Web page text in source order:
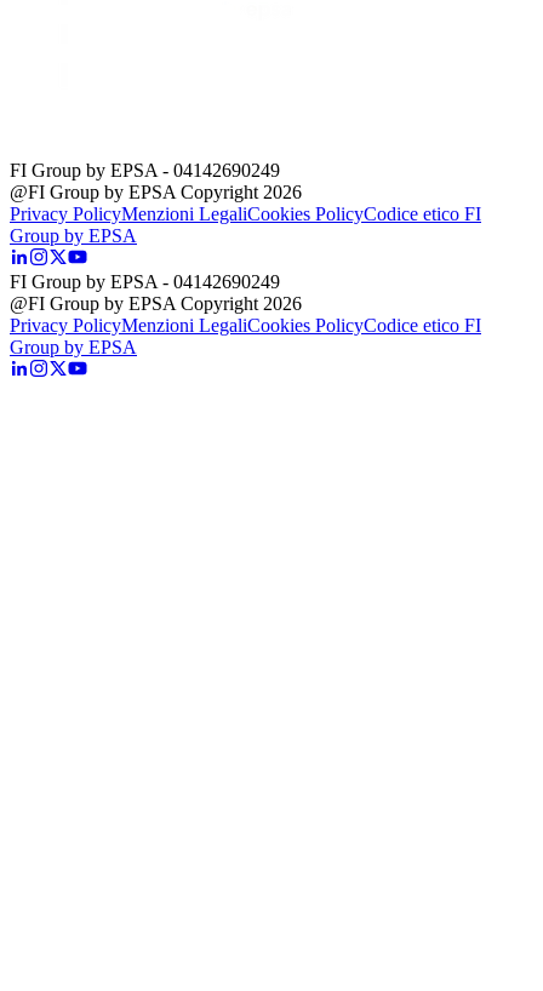
FI Group by EPSA - 04142690249
@FI Group by EPSA Copyright 2026
Privacy PolicyMenzioni LegaliCookies PolicyCodice etico FI
Group by EPSA
FI Group by EPSA - 04142690249
@FI Group by EPSA Copyright 2026
Privacy PolicyMenzioni LegaliCookies PolicyCodice etico FI
Group by EPSA